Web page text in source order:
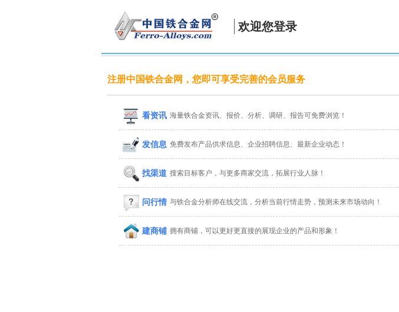
欢迎您登录
注册中国铁合金网，您即可享受完善的会员服务
看资讯 海量铁合金资讯、报价、分析、调研、报告可免费浏览！
发信息 免费发布产品供求信息、企业招聘信息、最新企业动态！
找渠道 搜索目标客户，与更多商家交流，拓展行业人脉！
问行情 与铁合金分析师在线交流，分析当前行情走势，预测未来市场动向！
建商铺 拥有商铺，可以更好更直接的展现企业的产品和形象！